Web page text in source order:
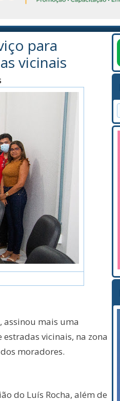
para
vicinais
assinou mais uma
vicinais, na zona
moradores.
do Luís Rocha, além de